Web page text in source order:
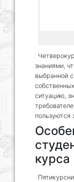
знаниями,
выбранной
ситуацию,
пользуются
курса